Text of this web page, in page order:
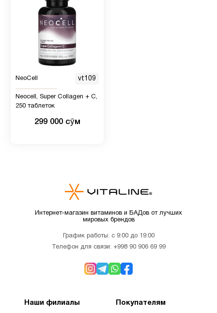
NeoCell vt109
Neocell, Super Collagen + C,
250 таблеток
299 000 сӯм
Интернет-магазин витаминов и БАДов от лучших
мировых брендов
График работы: с 9:00 до 19:00
Телефон для связи: +998 90 906 69 99
Наши филиалы Покупателям